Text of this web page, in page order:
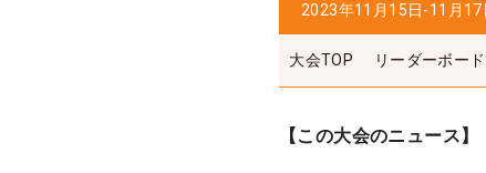
2023年11月15日-11月17
大会TOP リーダーボード
【この大会のニュース】